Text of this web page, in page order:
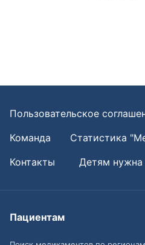
Пользовательское
Команда
Статистика
Контакты
Детям
Пациентам